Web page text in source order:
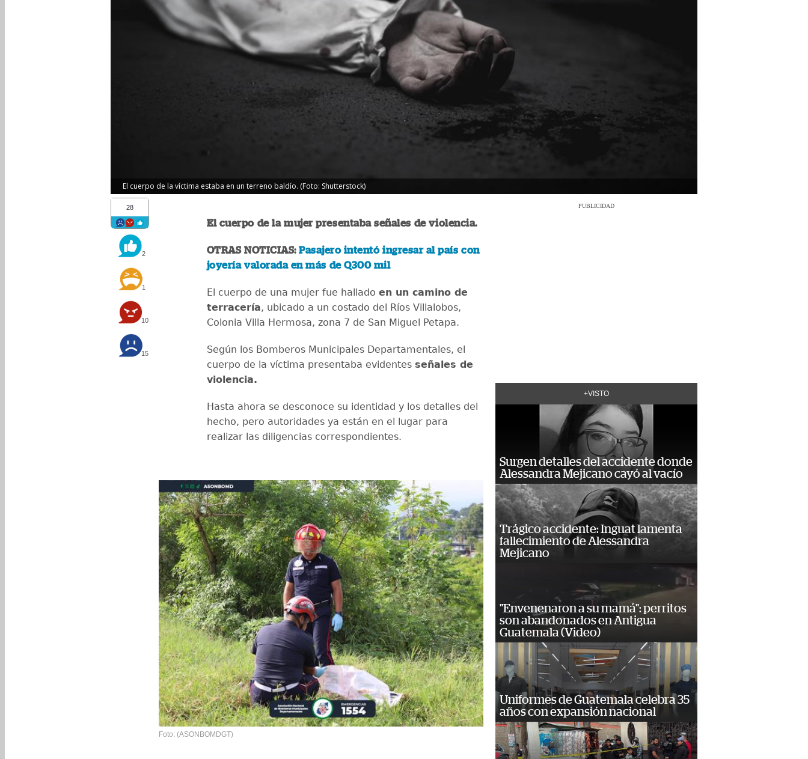
El cuerpo de la víctima estaba en un terreno baldío. (Foto: Shutterstock)
28
2
1
10
15
El cuerpo de la mujer presentaba señales de violencia.
OTRAS NOTICIAS:Pasajero intentó ingresar al país con
joyería valorada en más de Q300 mil
El cuerpo de una mujer fue hallado en un camino de
terracería, ubicado a un costado del Ríos Villalobos,
Colonia Villa Hermosa, zona 7 de San Miguel Petapa.
Según los Bomberos Municipales Departamentales, el
cuerpo de la víctima presentaba evidentes señales de
violencia.
Hasta ahora se desconoce su identidad y los detalles del
hecho, pero autoridades ya están en el lugar para
realizar las diligencias correspondientes.
Foto: (ASONBOMDGT)
PUBLICIDAD
+VISTO
Surgen detalles del accidente donde
Alessandra Mejicano cayó al vacío
Trágico accidente: Inguat lamenta
fallecimiento de Alessandra
Mejicano
"Envenenaron a su mamá": perritos
son abandonados en Antigua
Guatemala (Video)
Uniformes de Guatemala celebra 35
años con expansión nacional